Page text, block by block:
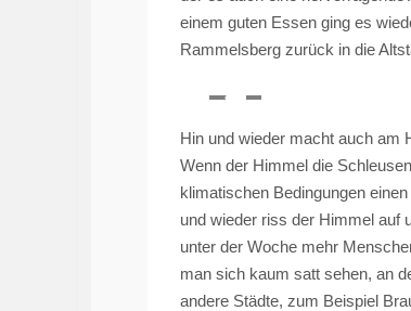
einem guten Essen ging es
Rammelsberg zurück in die
Hin und wieder macht auch am
Wenn der Himmel die
klimatischen Bedingungen
und wieder riss der Himmel auf
unter der Woche mehr
man sich kaum satt sehen, an
andere Städte, zum Beispiel